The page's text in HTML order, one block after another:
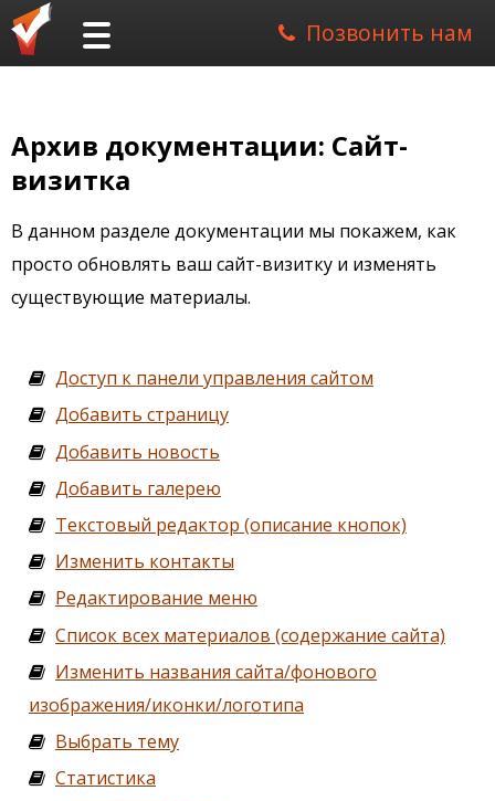
Позвонить нам
Архив документации: Сайт-
визитка
В данном разделе документации мы покажем, как
просто обновлять ваш сайт-визитку и изменять
существующие материалы.
Доступ к панели управления сайтом
Добавить страницу
Добавить новость
Добавить галерею
Текстовый редактор (описание кнопок)
Изменить контакты
Редактирование меню
Список всех материалов (содержание сайта)
Изменить названия сайта/фонового
изображения/иконки/логотипа
Выбрать тему
Статистика